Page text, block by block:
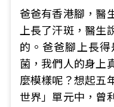
爸爸有香港腳，醫
上長了汗斑，醫生
的。爸爸腳上長
菌，我們人的身上
麼模樣呢？想起五
世界」單元中，曾